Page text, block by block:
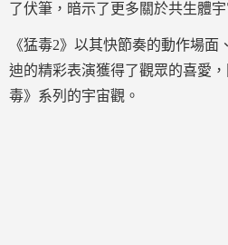
了伏筆，暗示了更多關於共生體宇
《猛毒2》以其快節奏的動作場面
迪的精彩表演獲得了觀眾的喜愛
毒》系列的宇宙觀。